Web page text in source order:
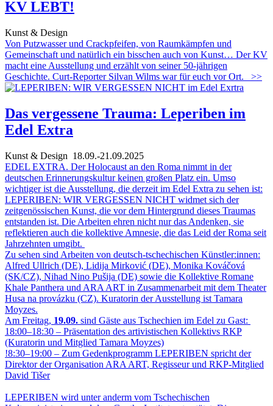
KV LEBT!
Kunst & Design
Von Putzwasser und Crackpfeifen, von Raumkämpfen und
Gemeinschaft und natürlich ein bisschen auch von Kunst… Der KV
macht eine Ausstellung und erzählt von seiner 50-jährigen
Geschichte. Curt-Reporter Silvan Wilms war für euch vor Ort.
>>
Das vergessene Trauma: Leperiben im
Edel Extra
Kunst & Design 18.09.-21.09.2025
EDEL EXTRA. Der Holocaust an den Roma nimmt in der
deutschen Erinnerungskultur keinen großen Platz ein. Umso
wichtiger ist die Ausstellung, die derzeit im Edel Extra zu sehen ist:
LEPERIBEN: WIR VERGESSEN NICHT widmet sich der
zeitgenössischen Kunst, die vor dem Hintergrund dieses Traumas
entstanden ist. Die Arbeiten ehren nicht nur das Andenken, sie
reflektieren auch die kollektive Amnesie, die das Leid der Roma seit
Jahrzehnten umgibt.
Zu sehen sind Arbeiten von deutsch-tschechischen Künstler:innen:
Alfred Ullrich (DE), Lidija Mirković (DE), Monika Kováčová
(SK/CZ), Nihad Nino Pušija (DE) sowie die Kollektive Romane
Khale Panthera und ARA ART in Zusammenarbeit mit dem Theater
Husa na provázku (CZ). Kuratorin der Ausstellung ist Tamara
Moyzes.
Am Freitag, 19.09. sind Gäste aus Tschechien im Edel zu Gast:
18:00–18:30 – Präsentation des artivistischen Kollektivs RKP
(Kuratorin und Mitglied Tamara Moyzes)
!8:30–19:00 – Zum Gedenkprogramm LEPERIBEN spricht der
Direktor der Organisation ARA ART, Regisseur und RKP-Mitglied
David Tišer
LEPERIBEN wird unter anderm vom Tschechischen